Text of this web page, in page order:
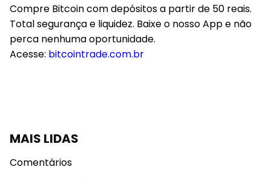
Compre Bitcoin com depósitos a partir de 50 reais.
Total segurança e liquidez. Baixe o nosso App e não
perca nenhuma oportunidade.
Acesse: bitcointrade.com.br
MAIS LIDAS
Comentários